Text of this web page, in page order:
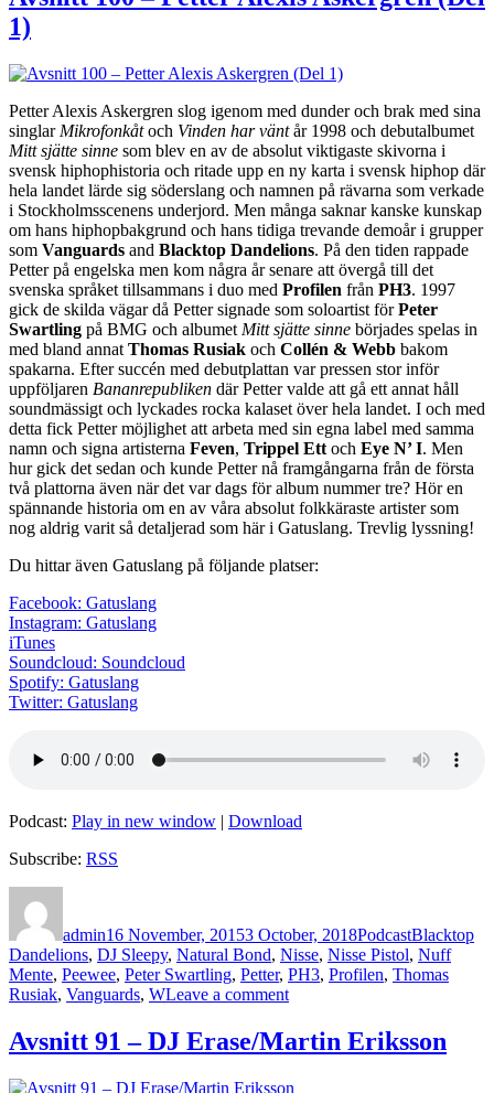
1)
Petter Alexis Askergren slog igenom med dunder och brak med sina
singlar Mikrofonkåtoch Vinden har väntår 1998 och debutalbumet
Mitt sjätte sinne som blev en av de absolut viktigaste skivorna i
svensk hiphophistoria och ritade upp en ny karta i svensk hiphop där
hela landet lärde sig söderslang och namnen på rävarna som verkade
i Stockholmsscenens underjord. Men många saknar kanske kunskap
om hans hiphopbakgrund och hans tidiga trevande demoår i grupper
som Vanguards and Blacktop Dandelions. På den tiden rappade
Petter på engelska men kom några år senare att övergå till det
svenska språket tillsammans i duo med Profilen från PH3. 1997
gick de skilda vägar då Petter signade som soloartist förPeter
Swartling på BMG och albumet Mitt sjätte sinne börjades spelas in
med bland annat Thomas Rusiak och Collén & Webb bakom
spakarna. Efter succén med debutplattan var pressen stor inför
uppföljaren Bananrepubliken där Petter valde att gå ett annat håll
soundmässigt och lyckades rocka kalaset över hela landet. I och med
detta fick Petter möjlighet att arbeta med sin egna label med samma
namn och signa artisterna Feven, Trippel Ett och Eye N’ I. Men
hur gick det sedan och kunde Petter nå framgångarna från de första
två plattorna även när det var dags för album nummer tre? Hör en
spännande historia om en av våra absolut folkkäraste artister som
nog aldrig varit så detaljerad som här i Gatuslang. Trevlig lyssning!
Du hittar även Gatuslang på följande platser:
Facebook: Gatuslang
Instagram: Gatuslang
iTunes
Soundcloud: Soundcloud
Spotify: Gatuslang
Twitter: Gatuslang
Podcast: Play in new window | Download
Subscribe: RSS
admin16 November, 20153 October, 2018PodcastBlacktop
Dandelions, DJ Sleepy, Natural Bond, Nisse, Nisse Pistol, Nuff
Mente, Peewee, Peter Swartling, Petter, PH3, Profilen, Thomas
Rusiak, Vanguards, WLeave a commenton
100
–
Avsnitt 91 – DJ Erase/Martin Eriksson